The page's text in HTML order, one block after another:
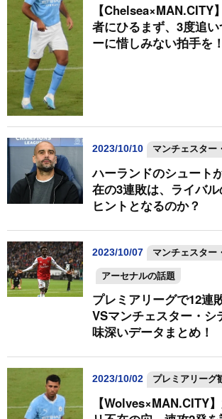
【Chelsea×MAN.CITY
者にひるまず、3度追
ーに惜しみない拍手を！
2023/10/10 マンチェスター
ハーランドのシュート
在の3連敗は、ライバ
ヒントとなるのか？
2023/10/07 マンチェスター
アーセナルの話題
プレミアリーグで12連
VSマンチェスター・シ
味深いデータまとめ！
2023/10/02 プレミアリーグ
【Wolves×MAN.CITY